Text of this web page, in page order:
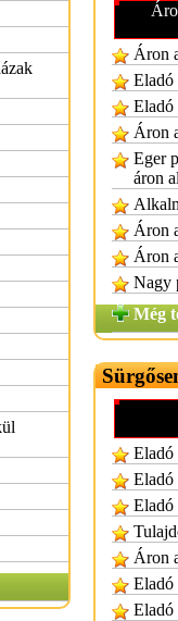
Áron
Eladó
Eladó
Áron
Eger
áron
Áron
Áron
Nagy
Még
Eladó
Eladó
Eladó
Áron
Eladó
Eladó